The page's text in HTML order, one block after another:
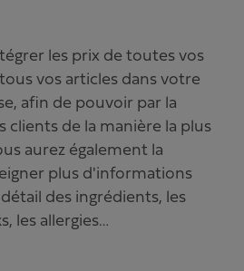
les prix de toutes vos
vos articles dans votre
afin de pouvoir par la
clients de la manière la plus
aurez également la
plus d'informations
des ingrédients, les
les allergies…